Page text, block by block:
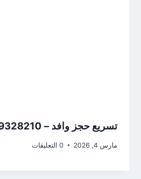
تسريع حجز وافد – 01229328210
مارس 4, 2026 0 التعليقات